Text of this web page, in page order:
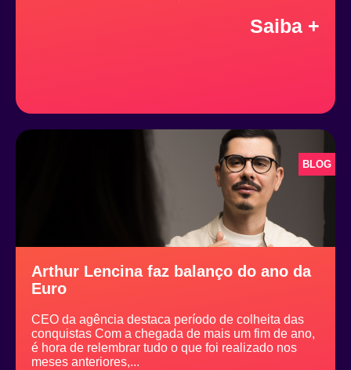
Saiba +
BLOG
Arthur Lencina faz balanço do ano da
Euro
CEO da agência destaca período de colheita das
conquistas Com a chegada de mais um fim de ano,
é hora de relembrar tudo o que foi realizado nos
meses anteriores,...